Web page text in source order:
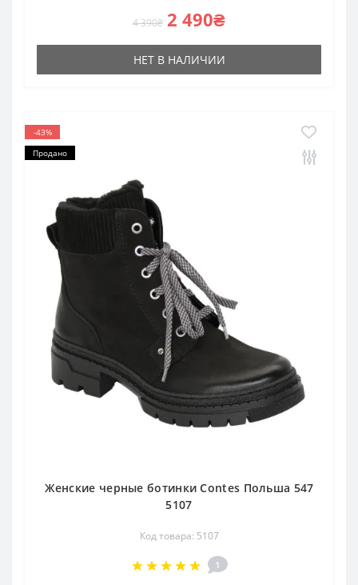
4 390₴ 2 490₴
НЕТ В НАЛИЧИИ
-43%
Продано
Женские черные ботинки Contes Польша 547
5107
Код товара: 5107
1